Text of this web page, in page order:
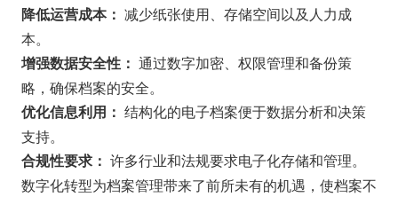
降低运营成本： 减少纸张使用、存储空间以及人力成
本。
增强数据安全性： 通过数字加密、权限管理和备份策
略，确保档案的安全。
优化信息利用： 结构化的电子档案便于数据分析和决策
支持。
合规性要求： 许多行业和法规要求电子化存储和管理。
数字化转型为档案管理带来了前所未有的机遇，使档案不